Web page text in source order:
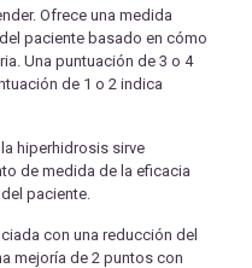
Ofrece una medida
paciente basado en cómo
Una puntuación de 3 o 4
de 1 o 2 indica
hiperhidrosis sirve
de medida de la eficacia
paciente.
con una reducción del
mejoría de 2 puntos con